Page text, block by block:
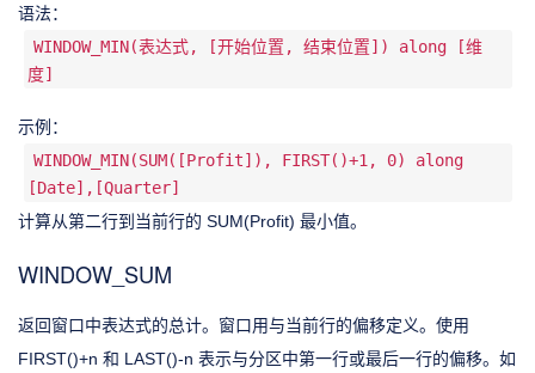
语法：
WINDOW_MIN(表达式, [开始位置, 结束位置]) along [维
度]
示例：
WINDOW_MIN(SUM([Profit]), FIRST()+1, 0) along
[Date],[Quarter]
计算从第二行到当前行的 SUM(Profit) 最小值。
WINDOW_SUM
返回窗口中表达式的总计。窗口用与当前行的偏移定义。使用
FIRST()+n 和 LAST()-n 表示与分区中第一行或最后一行的偏移。如